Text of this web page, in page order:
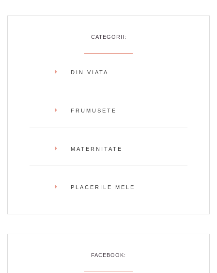
CATEGORII:
DIN VIATA
FRUMUSETE
MATERNITATE
PLACERILE MELE
FACEBOOK: